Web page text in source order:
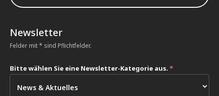
Newsletter
Felder mit * sind Pflichtfelder.
Bitte wählen Sie eine Newsletter-Kategorie aus. *